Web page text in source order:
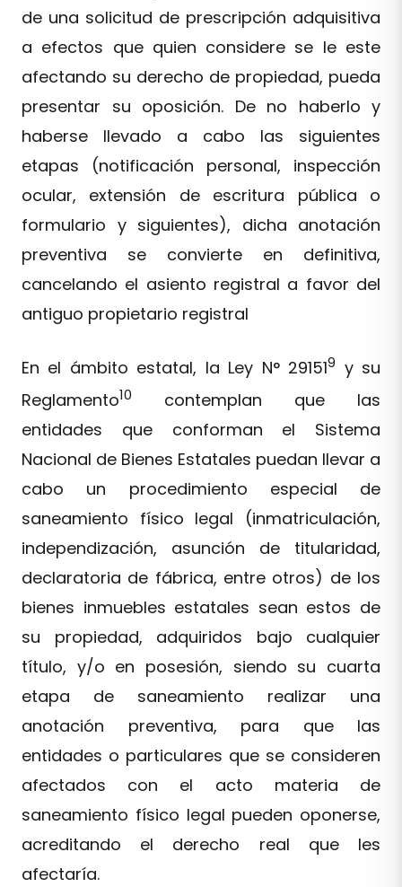
de una solicitud de prescripción adquisitiva
a efectos que quien considere se le este
afectando su derecho de propiedad, pueda
presentar su oposición. De no haberlo y
haberse llevado a cabo las siguientes
etapas (notificación personal, inspección
ocular, extensión de escritura pública o
formulario y siguientes), dicha anotación
preventiva se convierte en definitiva,
cancelando el asiento registral a favor del
antiguo propietario registral
En el ámbito estatal, la Ley N° 291519 y su
Reglamento10
contemplan que las
entidades que conforman el Sistema
Nacional de Bienes Estatales puedan llevar a
cabo un procedimiento especial de
saneamiento físico legal (inmatriculación,
independización, asunción de titularidad,
declaratoria de fábrica, entre otros) de los
bienes inmuebles estatales sean estos de
su propiedad, adquiridos bajo cualquier
título, y/o en posesión, siendo su cuarta
etapa de saneamiento realizar una
anotación preventiva, para que las
entidades o particulares que se consideren
afectados con el acto materia de
saneamiento físico legal pueden oponerse,
acreditando el derecho real que les
afectaría.